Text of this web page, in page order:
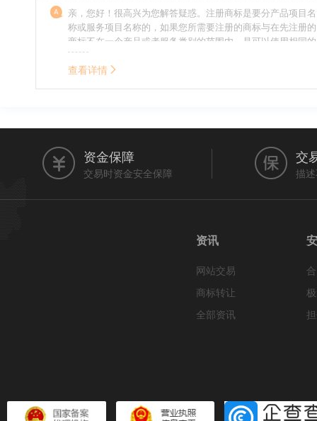
亲，您好！很高兴为您解答疑惑。注册商标是要分产品项目名
称或服务项目名称的，如果您所需要注册的商标与在先注册的
商标不在一个产品或者服务类别的范围内，是可以使用相同的
名称的。希望我的回答能帮到您。
查看详情
资金保障
交易时资金安全保障
交
描
资讯
网站交易
商标转让
全部资讯